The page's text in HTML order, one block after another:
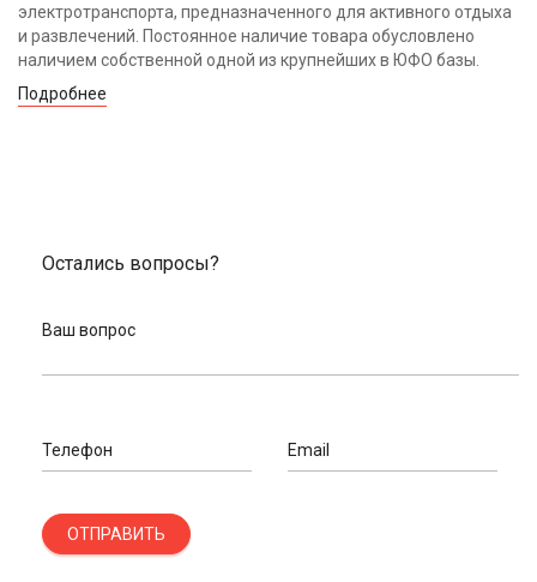
электротранспорта, предназначенного для активного отдыха
и развлечений. Постоянное наличие товара обусловлено
наличием собственной одной из крупнейших в ЮФО базы.
Подробнее
Остались вопросы?
Ваш вопрос
Телефон Email
ОТПРАВИТЬ